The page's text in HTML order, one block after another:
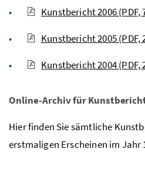
Kunstbericht 2006 (PDF,
Kunstbericht 2005 (PDF,
Kunstbericht 2004 (PDF,
Online-Archiv für
Hier finden Sie sämtliche
erstmaligen Erscheinen im Jahr